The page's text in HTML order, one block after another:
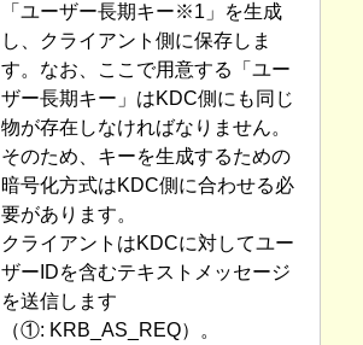
「ユーザー長期キー※1」を生成
し、クライアント側に保存しま
す。なお、ここで用意する「ユー
ザー長期キー」はKDC側にも同じ
物が存在しなければなりません。
そのため、キーを生成するための
暗号化方式はKDC側に合わせる必
要があります。
クライアントはKDCに対してユー
ザーIDを含むテキストメッセージ
を送信します
（①: KRB_AS_REQ）。